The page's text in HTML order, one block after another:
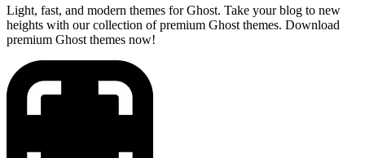
Light, fast, and modern themes for Ghost. Take your blog to new
heights with our collection of premium Ghost themes. Download
premium Ghost themes now!